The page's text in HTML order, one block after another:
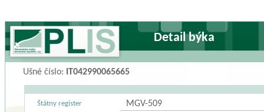
Detail býka
Ušné číslo: IT042990065665
Štátny register MGV-509